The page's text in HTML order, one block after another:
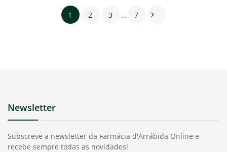
1 2 3 … 7 
Newsletter
Subscreve a newsletter da Farmácia d'Arrábida Online e
recebe sempre todas as novidades!